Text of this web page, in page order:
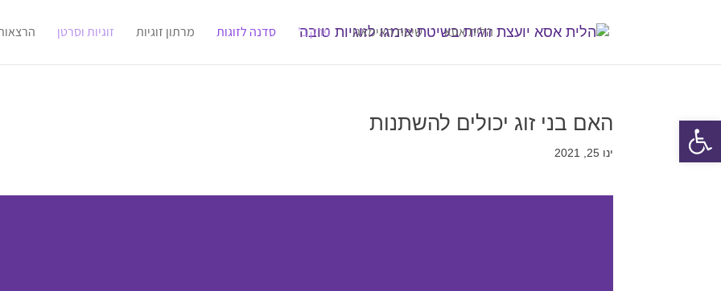
הלית אסא שיטת האימאגו פרק ב' סדנה לזוגות מרתון זוגיות זוגיות וסרטן
האם בני זוג יכולים להשתנות
ינו 25, 2021
פתח סרגל נגישות